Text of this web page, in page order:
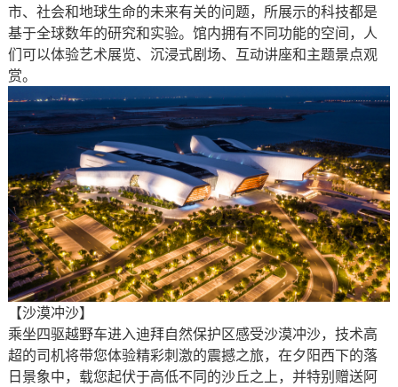
市、社会和地球生命的未来有关的问题，所展示的科技都是
基于全球数年的研究和实验。馆内拥有不同功能的空间，人
们可以体验艺术展览、沉浸式剧场、互动讲座和主题景点观
赏。
【沙漠冲沙】
乘坐四驱越野车进入迪拜自然保护区感受沙漠冲沙，技术高
超的司机将带您体验精彩刺激的震撼之旅，在夕阳西下的落
日景象中，载您起伏于高低不同的沙丘之上，并特别赠送阿